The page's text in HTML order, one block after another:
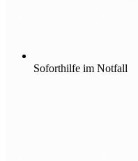
Soforthilfe im Notfall